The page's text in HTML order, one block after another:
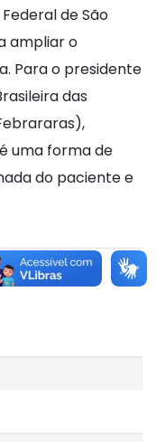
de São
ampliar o
Para o presidente
das
uma forma de
do paciente e